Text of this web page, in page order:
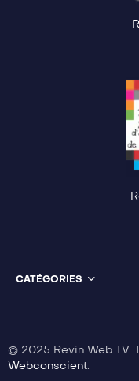
CATÉGORIES
© 2025 Revin Web TV.
Webconscient.